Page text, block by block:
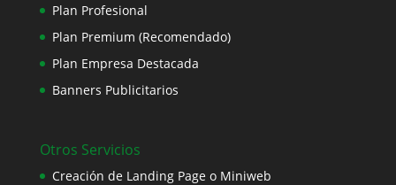
Plan Profesional
Plan Premium (Recomendado)
Plan Empresa Destacada
Banners Publicitarios
Otros Servicios
Creación de Landing Page o Miniweb